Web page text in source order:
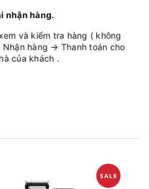
nhận hàng.
và kiểm tra hàng ( không
hàng → Thanh toán cho
của khách .
SALE